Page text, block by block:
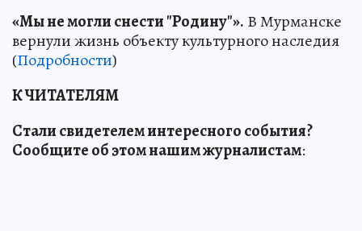
«Мы не могли снести "Родину"». В Мурманске
вернули жизнь объекту культурного наследия
(Подробности)
К ЧИТАТЕЛЯМ
Стали свидетелем интересного события?
Сообщите об этом нашим журналистам: